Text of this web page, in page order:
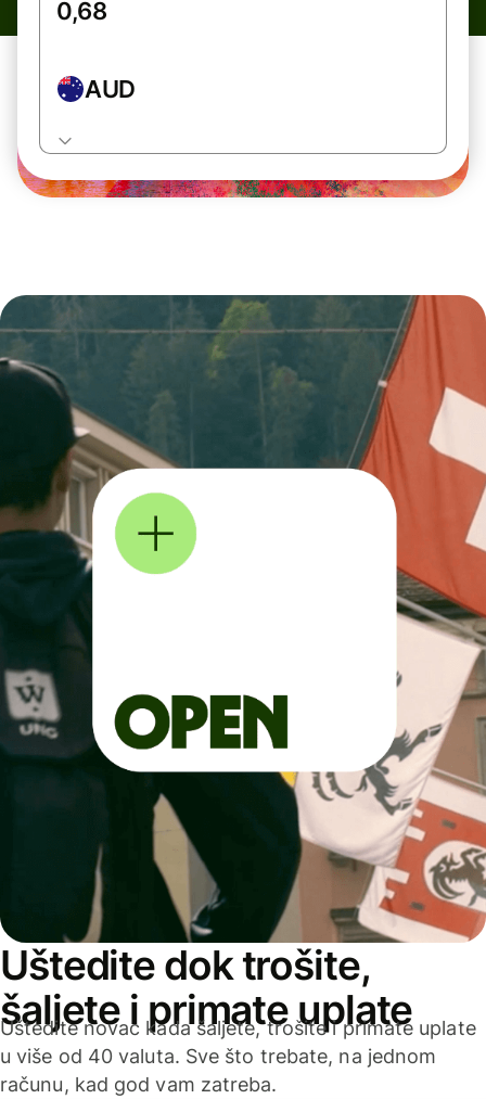
AUD
Uštedite dok trošite,
šaljete i primate uplate
Uštedite novac kada šaljete, trošite i primate uplate
u više od 40 valuta. Sve što trebate, na jednom
računu, kad god vam zatreba.